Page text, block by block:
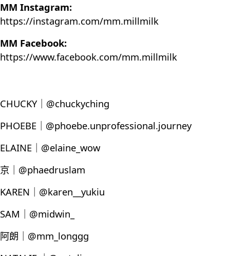
MM Instagram:
https://instagram.com/mm.millmilk
MM Facebook:
https://www.facebook.com/mm.millmilk
CHUCKY｜@chuckyching
PHOEBE｜@phoebe.unprofessional.journey
ELAINE｜@elaine_wow
京｜@phaedruslam
KAREN｜@karen__yukiu
SAM｜@midwin_
阿朗｜@mm_longgg